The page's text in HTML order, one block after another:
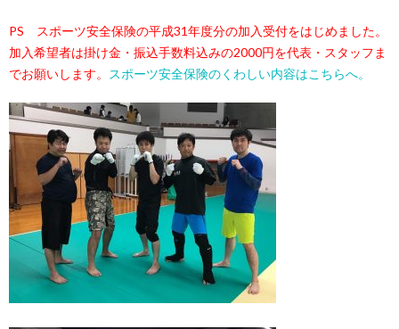
PS スポーツ安全保険の平成31年度分の加入受付をはじめました。
加入希望者は掛け金・振込手数料込みの2000円を代表・スタッフま
でお願いします。
スポーツ安全保険のくわしい内容はこちらへ。